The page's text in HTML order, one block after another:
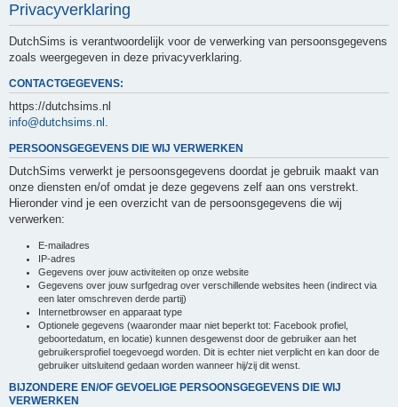
Privacyverklaring
DutchSims is verantwoordelijk voor de verwerking van persoonsgegevens
zoals weergegeven in deze privacyverklaring.
CONTACTGEGEVENS:
https://dutchsims.nl
info@dutchsims.nl
PERSOONSGEGEVENS DIE WIJ VERWERKEN
DutchSims verwerkt je persoonsgegevens doordat je gebruik maakt van
onze diensten en/of omdat je deze gegevens zelf aan ons verstrekt.
Hieronder vind je een overzicht van de persoonsgegevens die wij
verwerken:
E-mailadres
IP-adres
Gegevens over jouw activiteiten op onze website
Gegevens over jouw surfgedrag over verschillende websites heen (indirect via
een later omschreven derde partij)
Internetbrowser en apparaat type
Optionele gegevens (waaronder maar niet beperkt tot: Facebook profiel,
geboortedatum, en locatie) kunnen desgewenst door de gebruiker aan het
gebruikersprofiel toegevoegd worden. Dit is echter niet verplicht en kan door de
gebruiker uitsluitend gedaan worden wanneer hij/zij dit wenst.
BIJZONDERE EN/OF GEVOELIGE PERSOONSGEGEVENS DIE WIJ
VERWERKEN